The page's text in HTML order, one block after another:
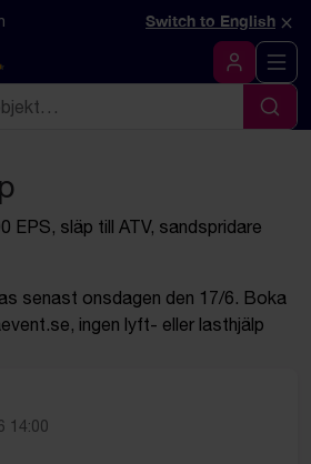
version av denna sidaSwitch to English ×
Logga in
Sök
EPS, släp till ATV, sandspridare
senast onsdagen den 17/6. Boka
ingen lyft- eller lasthjälp
14:00